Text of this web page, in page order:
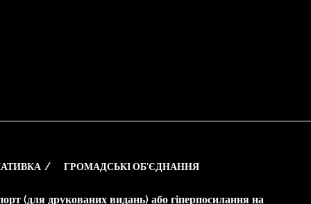
ГРОМАДСЬКІ ОБ’ЄДНАННЯ
(для друкованих видань) або гіперпосилання на